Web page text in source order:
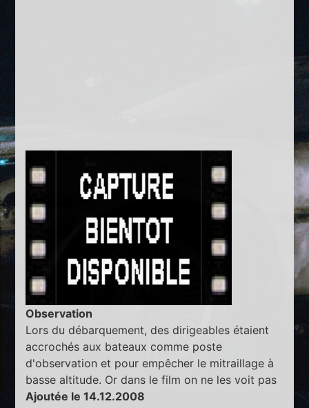
Observation
Lors du débarquement, des dirigeables étaient
accrochés aux bateaux comme poste
d'observation et pour empêcher le mitraillage à
basse altitude. Or dans le film on ne les voit pas
Ajoutée le 14.12.2008